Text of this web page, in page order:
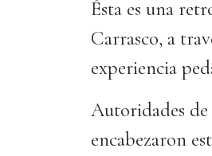
Ésta es una
Carrasco, a
experiencia
Autoridades
encabezaron